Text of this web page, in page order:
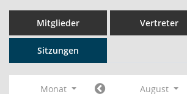
Mitglieder Vertreter
Sitzungen
Monat
August